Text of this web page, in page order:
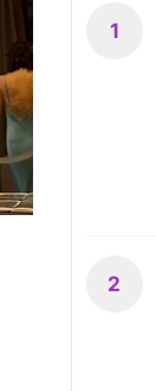
1
2